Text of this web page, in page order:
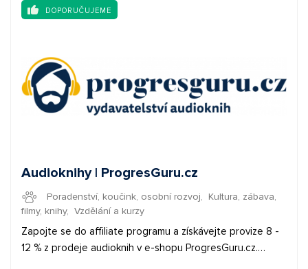
DOPORUČUJEME
Audioknihy | ProgresGuru.cz
Poradenství, koučink, osobní rozvoj, Kultura, zábava,
filmy, knihy, Vzdělání a kurzy
Zapojte se do affiliate programu a získávejte provize 8 -
12 % z prodeje audioknih v e-shopu ProgresGuru.cz.